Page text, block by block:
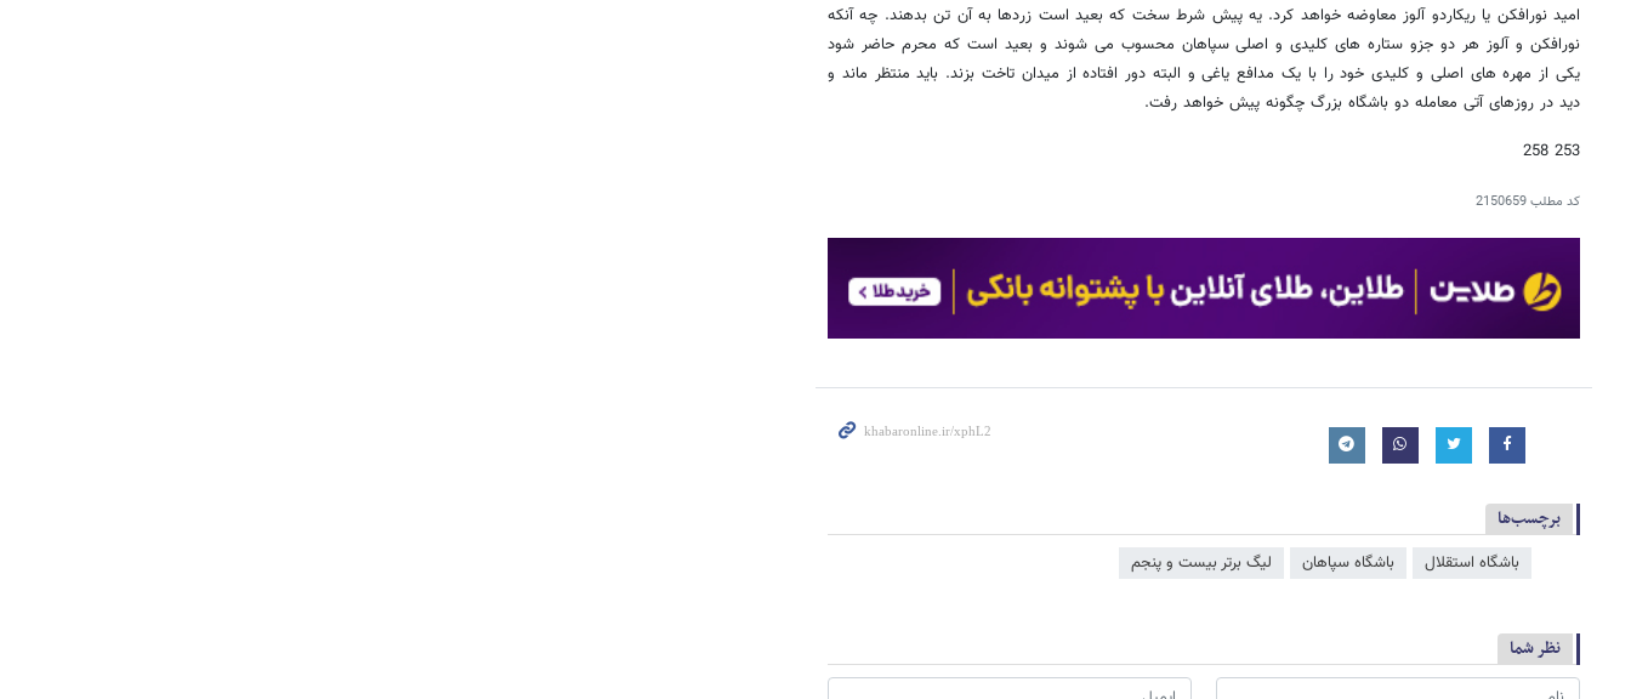
امید نورافکن یا ریکاردو آلوز معاوضه خواهد کرد. یه پیش شرط سخت که بعید است زردها به آن تن بدهند. چه آنکه
نورافکن و آلوز هر دو جزو ستاره های کلیدی و اصلی سپاهان محسوب می شوند و بعید است که محرم حاضر شود
یکی از مهره های اصلی و کلیدی خود را با یک مدافع یاغی و البته دور افتاده از میدان تاخت بزند. باید منتظر ماند و
دید در روزهای آتی معامله دو باشگاه بزرگ چگونه پیش خواهد رفت.
253 258
کد مطلب2150659
برچسب‌ها
باشگاه استقلال باشگاه سپاهان لیگ برتر بیست و پنجم
نظر شما